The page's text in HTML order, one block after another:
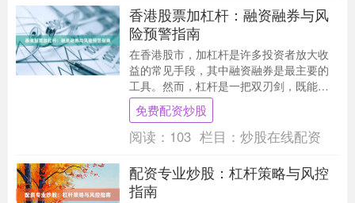
香港股票加杠杆：融资融券与风
险预警指南
在香港股市，加杠杆是许多投资者放大收
益的常见手段，其中融资融券是最主要的
工具。然而，杠杆是一把双刃剑，既能加
速盈利，也可能放大亏损。本文为您详细
解析香港股票融资....
免费配资炒股
阅读： 103 栏目： 炒股在线配资
配资专业炒股：杠杆策略与风控
指南